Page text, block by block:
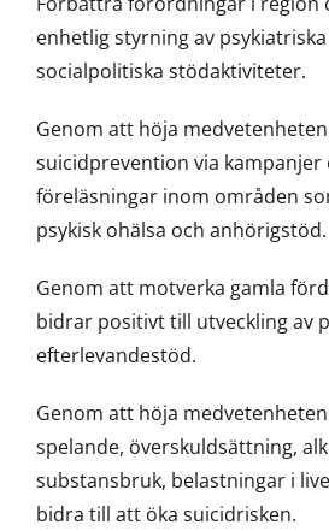
enhetlig styrning av
socialpolitiska stödaktiviteter.
Genom att höja
suicidprevention via kampanjer
föreläsningar inom områden
psykisk ohälsa och anhörigstöd.
Genom att motverka gamla
bidrar positivt till utveckling av
efterlevandestöd.
Genom att höja
spelande, överskuldsättning,
substansbruk, belastningar i
bidra till att öka suicidrisken.